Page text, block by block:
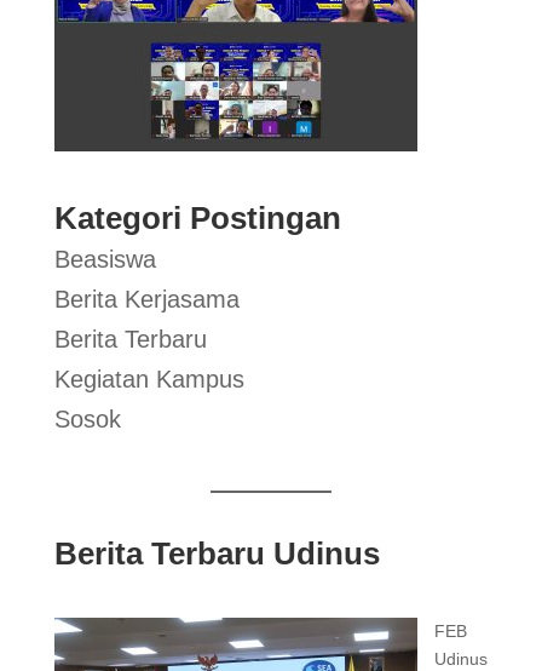
Kategori Postingan
Beasiswa
Berita Kerjasama
Berita Terbaru
Kegiatan Kampus
Sosok
Berita Terbaru Udinus
FEB
Udinus